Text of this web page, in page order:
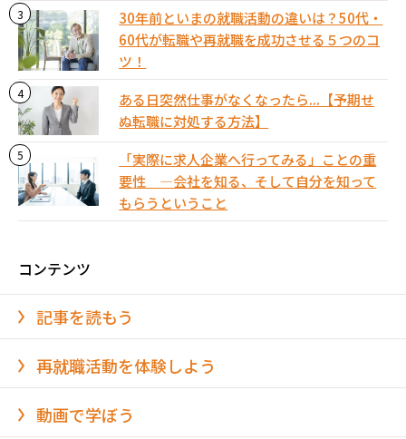
30年前といまの就職活動の違いは？50代・
60代が転職や再就職を成功させる５つのコ
ツ！
ある日突然仕事がなくなったら...【予期せ
ぬ転職に対処する方法】
「実際に求人企業へ行ってみる」ことの重
要性 ―会社を知る、そして自分を知って
もらうということ
コンテンツ
記事を読もう
再就職活動を体験しよう
動画で学ぼう